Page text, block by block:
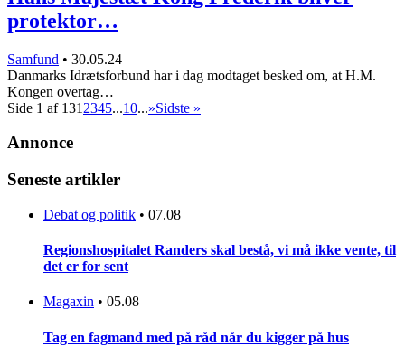
protektor…
Samfund • 30.05.24
Danmarks Idrætsforbund har i dag modtaget besked om, at H.M.
Kongen overtag…
Side 1 af 131 2345...10...»Sidste »
Annonce
Seneste artikler
Debat og politik • 07.08
Regionshospitalet Randers skal bestå, vi må ikke vente, til
det er for sent
Magaxin • 05.08
Tag en fagmand med på råd når du kigger på hus